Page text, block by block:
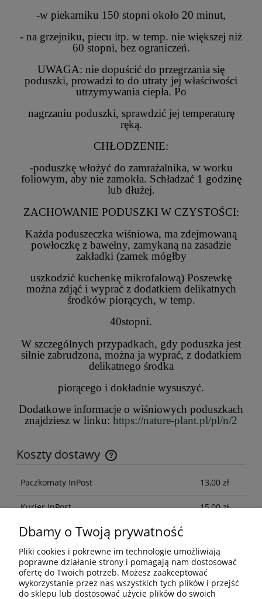
-w piekarniku 150 stopni około 20 minut,
- na grzejniku, piecu itp. w temp. nie większej niż
60 stopni, bez ograniczeń.
UWAGA: nie dopuścić do przegrzania się
poduszki, prowadzi to do utraty jej właściwości
utrzymywania ciepła. Po
nagrzaniu poduszki, sprawdzić jej temperaturę
ręką.
CHŁODZENIE:
-poduszkę włożyć do zamrażalnika, w worku
foliowym, aby nie zamokła. Schładzać 1 godzinę
lub dłużej.
ZACHOWANIE PODUSZKI W CZYSTOŚCI:
Każda poduszeczka wiśniowa, ma zdejmowaną
powłoczkę z bawełny, zamykaną na zasadzie
zakładki (zamek mógłby
uszkodzić kuchenkę mikrofalową) Poszewkę
można zdjąć i wyprać z dodatkiem delikatnych
środków piorących, w temp.
40stopni.
W szczególnych przypadkach, gdy poduszka jest
silnie zabrudzona, można ja wyprać, z dodatkiem
delikatnego środka
piorącego i dokładnie wysuszyć.
Dodatkowe informacje o wiśniowych poduszkach
znajdziesz w linku: https://nature-plant.pl/pl/n/2
Koszty dostawy
Cena nie zawiera ewentualnych kosztów płatności
Paczkomaty InPost 13,00 zł
Kurier InPost 15,00 zł
Kurier DPD
Pomoc
Moje konto
Dbamy o Twoją prywatność
Pliki cookies i pokrewne im technologie umożliwiają
poprawne działanie strony i pomagają nam dostosować
ofertę do Twoich potrzeb. Możesz zaakceptować
wykorzystanie przez nas wszystkich tych plików i przejść
do sklepu lub dostosować użycie plików do swoich